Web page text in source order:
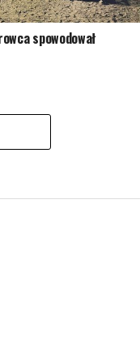
spowodował